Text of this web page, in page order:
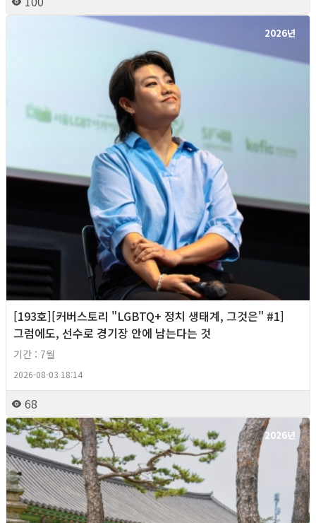
2026년
[193호][커버스토리 "LGBTQ+ 정치 생태계, 그것은" #1]
그럼에도, 선수로 경기장 안에 남는다는 것
기간 : 7월
2026-08-03 18:14
68
2026년